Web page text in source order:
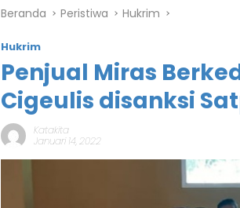
m
Beranda Peristiwa Hukrim
Hukrim
Penjual Miras
Cigeulis disanksi
Katakita
Januari 14, 2022